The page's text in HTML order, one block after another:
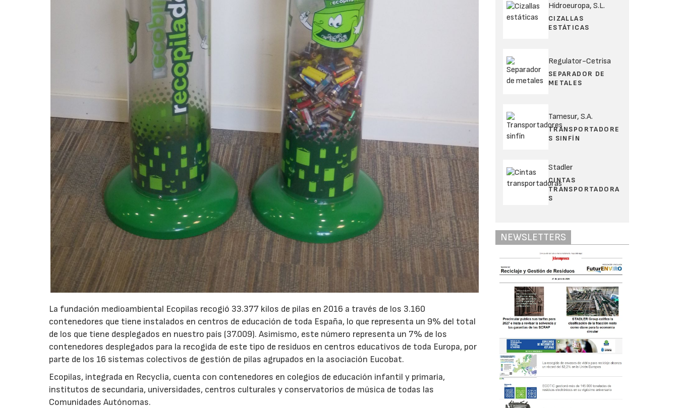
La fundación medioambiental Ecopilas recogió 33.377 kilos de pilas en 2016 a través de los 3.160
contenedores que tiene instalados en centros de educación de toda España, lo que representa un 9% del total
de los que tiene desplegados en nuestro país (37.009). Asimismo, este número representa un 7% de los
contenedores desplegados para la recogida de este tipo de residuos en centros educativos de toda Europa, por
parte de los 16 sistemas colectivos de gestión de pilas agrupados en la asociación Eucobat.
Ecopilas, integrada en Recyclia, cuenta con contenedores en colegios de educación infantil y primaria,
institutos de secundaria, universidades, centros culturales y conservatorios de música de todas las
Comunidades Autónomas.
Hidroeuropa, S.L.
CIZALLAS
ESTÁTICAS
Regulator-Cetrisa
SEPARADOR DE
METALES
Tamesur, S.A.
TRANSPORTADORE
S SINFÍN
Stadler
CINTAS
TRANSPORTADORA
S
NEWSLETTERS